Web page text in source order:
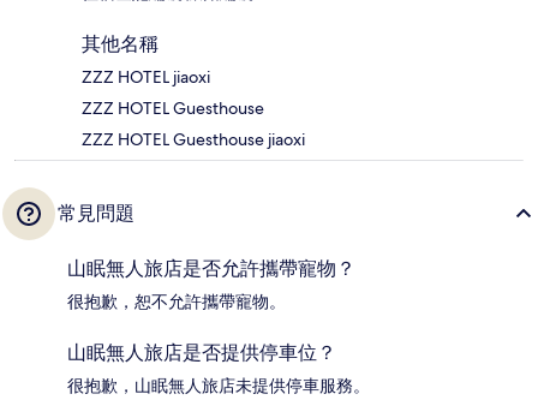
其他名稱
ZZZ HOTEL jiaoxi
ZZZ HOTEL Guesthouse
ZZZ HOTEL Guesthouse jiaoxi
常見問題
山眠無人旅店是否允許攜帶寵物？
很抱歉，恕不允許攜帶寵物。
山眠無人旅店是否提供停車位？
很抱歉，山眠無人旅店未提供停車服務。